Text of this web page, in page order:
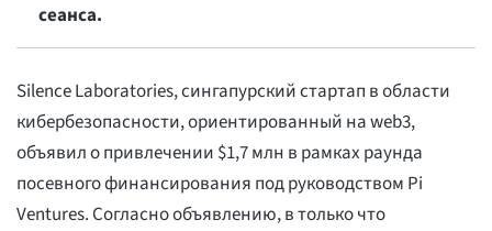
сеанса.
Silence Laboratories, сингапурский стартап в области
кибербезопасности, ориентированный на web3,
объявил о привлечении $1,7 млн в рамках раунда
посевного финансирования под руководством Pi
Ventures. Согласно объявлению, в только что